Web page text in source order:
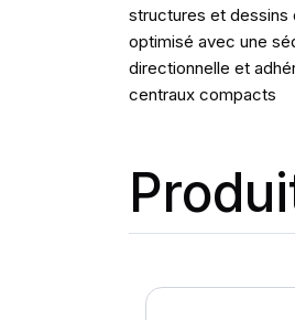
structures et dessins
optimisé avec une
directionnelle et
centraux compacts